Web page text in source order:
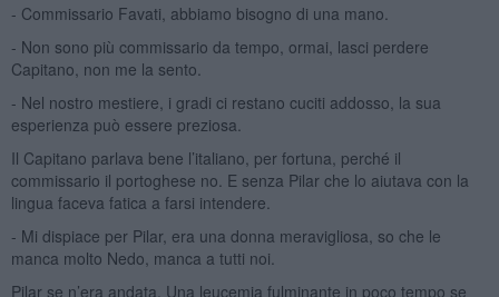
- Commissario Favati, abbiamo bisogno di una mano.
- Non sono più commissario da tempo, ormai, lasci perdere
Capitano, non me la sento.
- Nel nostro mestiere, i gradi ci restano cuciti addosso, la sua
esperienza può essere preziosa.
Il Capitano parlava bene l’italiano, per fortuna, perché il
commissario il portoghese no. E senza Pilar che lo aiutava con la
lingua faceva fatica a farsi intendere.
- Mi dispiace per Pilar, era una donna meravigliosa, so che le
manca molto Nedo, manca a tutti noi.
Pilar se n’era andata. Una leucemia fulminante in poco tempo se